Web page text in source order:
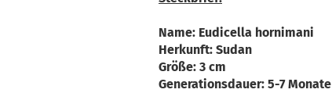
Name: Eudicella hornimani
Herkunft: Sudan
Größe: 3 cm
Generationsdauer: 5-7 Monate